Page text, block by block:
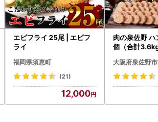
エビフライ 25尾 | エビフ
ライ
福岡県須恵町
(21)
12,000
肉の泉佐野
個（合計
わポーク
大阪府泉佐野市